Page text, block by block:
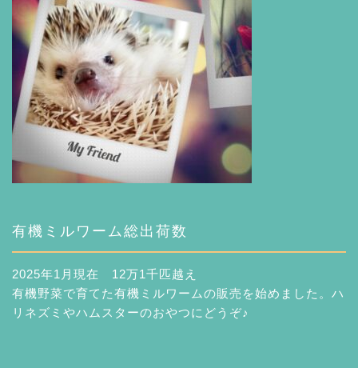
有機ミルワーム総出荷数
2025年1月現在 12万1千匹越え
有機野菜で育てた有機ミルワームの販売を始めました。ハ
リネズミやハムスターのおやつにどうぞ♪